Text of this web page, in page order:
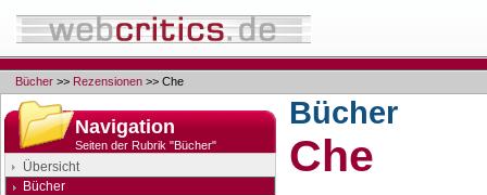
Bücher >> Rezensionen >> Che
Navigation
Seiten der Rubrik "Bücher"
Übersicht
Bücher
Bücher
Che